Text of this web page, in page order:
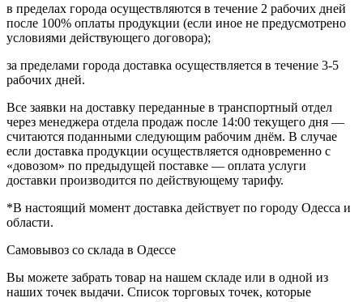
в пределах города осуществляются в течение 2 рабочих дней
после 100% оплаты продукции (если иное не предусмотрено
условиями действующего договора);
за пределами города доставка осуществляется в течение 3-5
рабочих дней.
Все заявки на доставку переданные в транспортный отдел
через менеджера отдела продаж после 14:00 текущего дня —
считаются поданными следующим рабочим днём. В случае
если доставка продукции осуществляется одновременно с
«довозом» по предыдущей поставке — оплата услуги
доставки производится по действующему тарифу.
*В настоящий момент доставка действует по городу Одесса и
области.
Самовывоз со склада в Одессе
Вы можете забрать товар на нашем складе или в одной из
наших точек выдачи. Список торговых точек, которые